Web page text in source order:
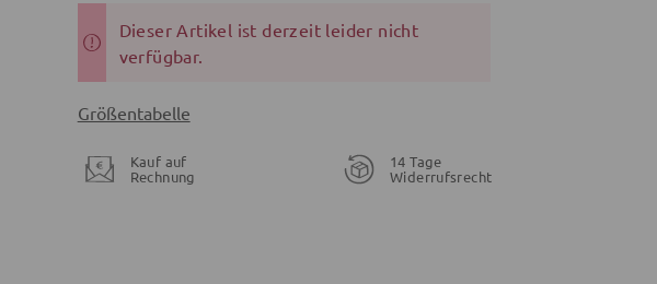
Dieser Artikel ist derzeit leider nicht
verfügbar.
Größentabelle
Kauf auf
Rechnung
14 Tage
Widerrufsrecht